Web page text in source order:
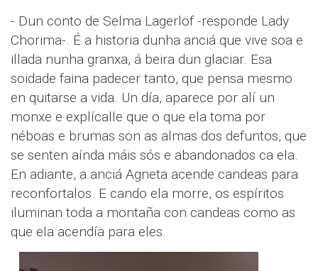
- Dun conto de Selma Lagerlöf -responde Lady
Chorima-. É a historia dunha anciá que vive soa e
illada nunha granxa, á beira dun glaciar. Esa
soidade faina padecer tanto, que pensa mesmo
en quitarse a vida. Un día, aparece por alí un
monxe e explícalle que o que ela toma por
néboas e brumas son as almas dos defuntos, que
se senten aínda máis sós e abandonados ca ela.
En adiante, a anciá Agneta acende candeas para
reconfortalos. E cando ela morre, os espíritos
iluminan toda a montaña con candeas como as
que ela acendía para eles.